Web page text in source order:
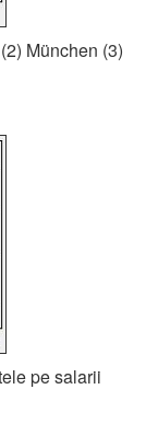
München (3)
pe salarii